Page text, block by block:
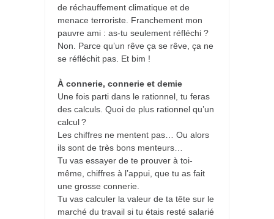
de réchauffement climatique et de
menace terroriste. Franchement mon
pauvre ami : as-tu seulement réfléchi ?
Non. Parce qu’un rêve ça se rêve, ça ne
se réfléchit pas. Et bim !
À connerie, connerie et demie
Une fois parti dans le rationnel, tu feras
des calculs. Quoi de plus rationnel qu’un
calcul ?
Les chiffres ne mentent pas… Ou alors
ils sont de très bons menteurs…
Tu vas essayer de te prouver à toi-
même, chiffres à l’appui, que tu as fait
une grosse connerie.
Tu vas calculer la valeur de ta tête sur le
marché du travail si tu étais resté salarié